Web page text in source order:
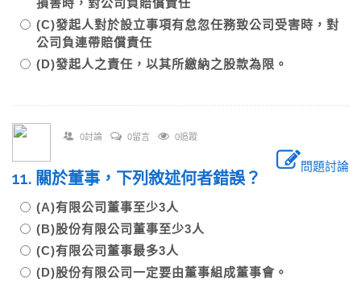
損害時，對公司負賠償責任
(C)發起人對於設立事項有怠忽任務致公司受害時，對
公司負連帶賠償責任
(D)發起人之責任，以其所繳納之股款為限。
0討論 0留言 0追蹤
問題討論
11. 關於董事，下列敘述何者錯誤？
(A)有限公司董事至少3人
(B)股份有限公司董事至少3人
(C)有限公司董事最多3人
(D)股份有限公司一定要由董事組成董事會。